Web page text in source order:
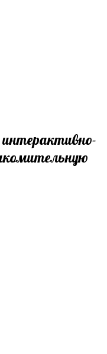
интерактивно-